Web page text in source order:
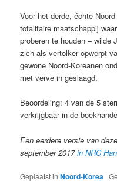
Voor het derde, échte
totalitaire maatschappij
proberen te houden – wilde
zich als vertolker opwerpt
gewone Noord-Koreanen
met verve in geslaagd.
Beoordeling: 4 van de 5
verkrijgbaar in de
Een eerdere versie van
september 2017in NRC
Geplaatst in Noord-Korea |